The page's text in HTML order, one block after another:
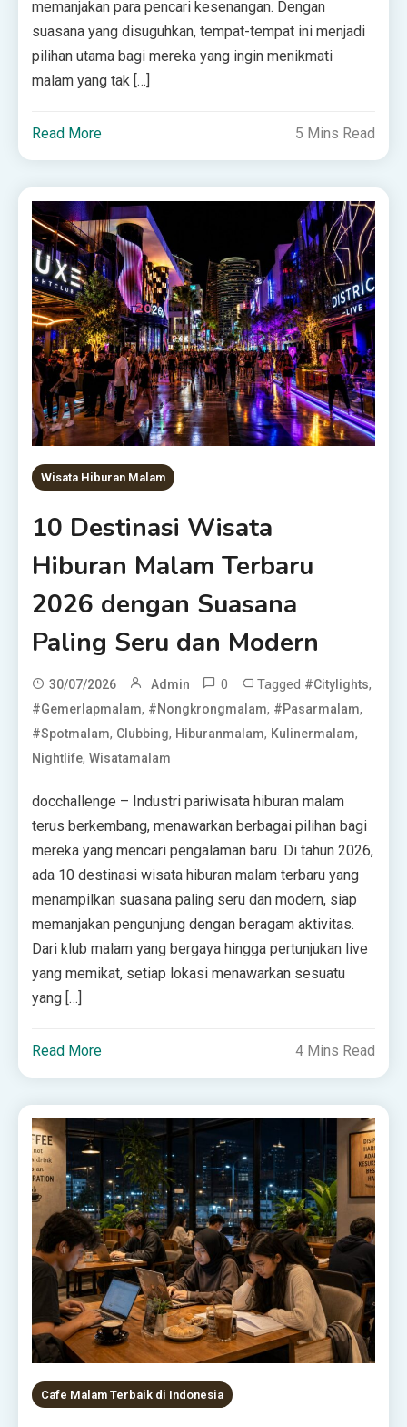
memanjakan para pencari kesenangan. Dengan
suasana yang disuguhkan, tempat-tempat ini menjadi
pilihan utama bagi mereka yang ingin menikmati
malam yang tak […]
Read More 5 Mins Read
Wisata Hiburan Malam
10 Destinasi Wisata
Hiburan Malam Terbaru
2026 dengan Suasana
Paling Seru dan Modern
30/07/2026 Admin 0 Tagged #citylights,
#gemerlapmalam, #nongkrongmalam, #pasarmalam,
#spotmalam, Clubbing, Hiburanmalam, Kulinermalam,
Nightlife,Wisatamalam
docchallenge – Industri pariwisata hiburan malam
terus berkembang, menawarkan berbagai pilihan bagi
mereka yang mencari pengalaman baru. Di tahun 2026,
ada 10 destinasi wisata hiburan malam terbaru yang
menampilkan suasana paling seru dan modern, siap
memanjakan pengunjung dengan beragam aktivitas.
Dari klub malam yang bergaya hingga pertunjukan live
yang memikat, setiap lokasi menawarkan sesuatu
yang […]
Read More 4 Mins Read
Cafe Malam Terbaik di Indonesia